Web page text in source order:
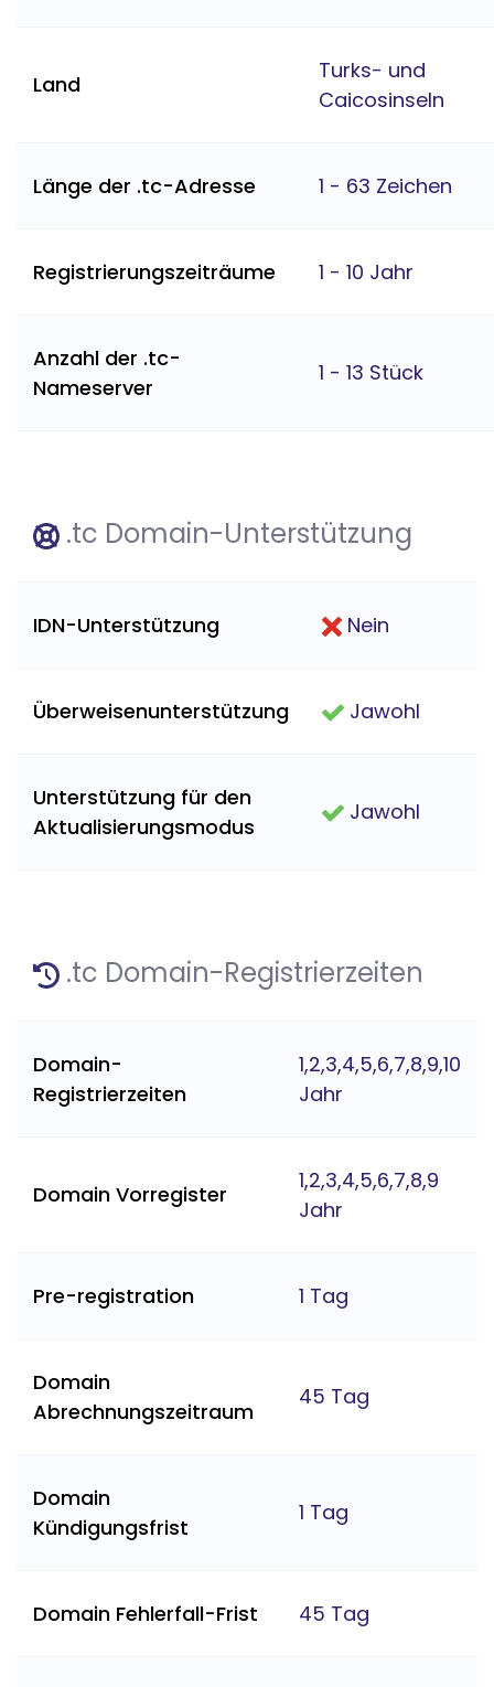
Land
Turks- und
Caicosinseln
Länge der .tc-Adresse 1 - 63 Zeichen
Registrierungszeiträume 1 - 10 Jahr
Anzahl der .tc-
Nameserver
1 - 13 Stück
.tc Domain-Unterstützung
IDN-Unterstützung Nein
Überweisenunterstützung Jawohl
Unterstützung für den
Aktualisierungsmodus
Jawohl
.tc Domain-Registrierzeiten
Domain-
Registrierzeiten
1,2,3,4,5,6,7,8,9,10
Jahr
Domain Vorregister
1,2,3,4,5,6,7,8,9
Jahr
Pre-registration 1 Tag
Domain
Abrechnungszeitraum
45 Tag
Domain
Kündigungsfrist
1 Tag
Domain Fehlerfall-Frist 45 Tag